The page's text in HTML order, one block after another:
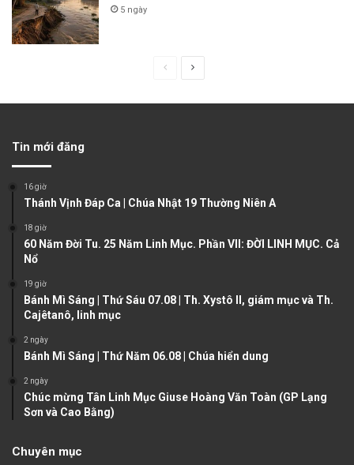
5 ngày
u
g
Tin mới đăng
16 giờ
Thánh Vịnh Đáp Ca | Chúa Nhật 19 Thường Niên A
18 giờ
60 Năm Đời Tu. 25 Năm Linh Mục. Phần VII: ĐỜI LINH MỤC. Cả
Nổ
19 giờ
Bánh Mì Sáng | Thứ Sáu 07.08 | Th. Xystô II, giám mục và Th.
Cajêtanô, linh mục
2 ngày
Bánh Mì Sáng | Thứ Năm 06.08 | Chúa hiển dung
2 ngày
Chúc mừng Tân Linh Mục Giuse Hoàng Văn Toàn (GP Lạng
Sơn và Cao Bằng)
Chuyên mục